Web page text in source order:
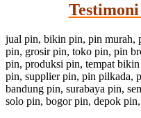
jual pin, bikin pin, pin murah,
pin, grosir pin, toko pin, pin
pin, produksi pin, tempat
pin, supplier pin, pin pilkada,
bandung pin, surabaya pin,
solo pin, bogor pin, depok